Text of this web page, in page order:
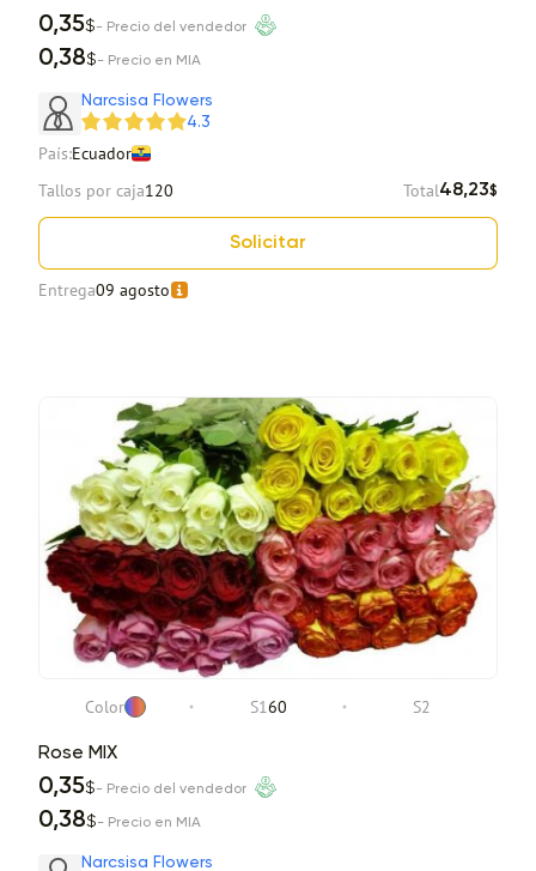
0,35$- Precio del vendedor
0,38$- Precio en MIA
Narcsisa Flowers
4.3
País:Ecuador
Tallos por caja120 Total48,23$
Solicitar
Entrega09 agosto
Color S160 S2
Rose MIX
0,35$- Precio del vendedor
0,38$- Precio en MIA
Narcsisa Flowers